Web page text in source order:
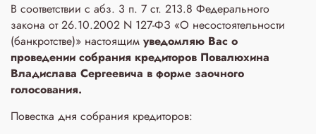
В соответствии с абз. 3 п. 7 ст. 213.8 Федерального
закона от 26.10.2002 N 127-ФЗ «О несостоятельности
(банкротстве)» настоящим уведомляю Вас о
проведении собрания кредиторов Повалюхина
Владислава Сергеевича в форме заочного
голосования.
Повестка дня собрания кредиторов: